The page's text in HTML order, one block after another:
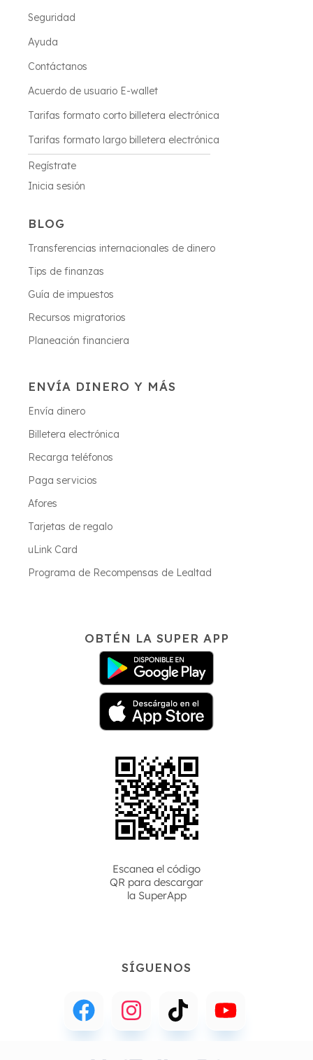
Seguridad
Ayuda
Contáctanos
Acuerdo de usuario E-wallet
Tarifas formato corto billetera electrónica
Tarifas formato largo billetera electrónica
Regístrate
Inicia sesión
BLOG
Transferencias internacionales de dinero
Tips de finanzas
Guía de impuestos
Recursos migratorios
Planeación financiera
ENVÍA DINERO Y MÁS
Envía dinero
Billetera electrónica
Recarga teléfonos
Paga servicios
Afores
Tarjetas de regalo
uLink Card
Programa de Recompensas de Lealtad
OBTÉN LA SUPER APP
Escanea el código
QR para descargar
la SuperApp
SÍGUENOS